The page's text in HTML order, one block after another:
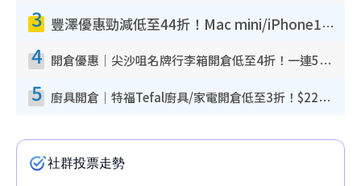
3 豐澤優惠勁減低至44折！Mac mini/iPhone17Pro大減價！廚房家電$220起
4 開倉優惠｜尖沙咀名牌行李箱開倉低至4折！一連5日 American Tourister/ace./Hallmark $200起！
5 廚具開倉｜特福Tefal廚具/家電開倉低至3折！$220起買平底鍋/炒鑊/湯煲！電飯煲/吸塵機/燙斗$418起